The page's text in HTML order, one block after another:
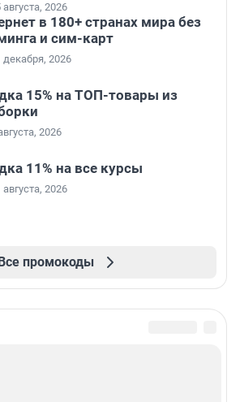
2026
в 180+ странах мира без
и сим-карт
2026
15% на ТОП-товары из
2026
11% на все курсы
2026
промокоды